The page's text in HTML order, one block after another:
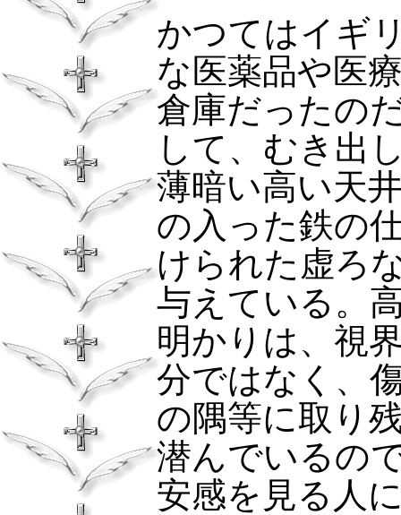
かつてはイギ
な医薬品や医
倉庫だったの
して、むき出
薄暗い高い天
の入った鉄の
けられた虚ろ
与えている。
明かりは、視
分ではなく、
の隅等に取り
潜んでいるの
安感を見る人